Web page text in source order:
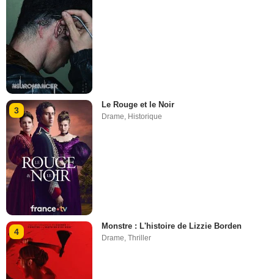
3
Le Rouge et le Noir
Drame, Historique
4
Monstre : L'histoire de Lizzie Borden
Drame,Thriller